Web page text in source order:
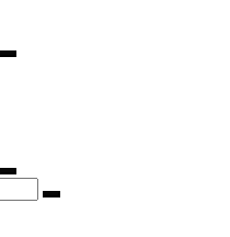
Suchen …
Suchen …
Suchen …